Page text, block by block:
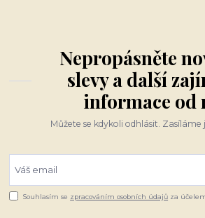
Nepropásněte
slevy a další
informace od
Můžete se kdykoli odhlásit. Zasíláme
Souhlasím se zpracováním osobních údajů za